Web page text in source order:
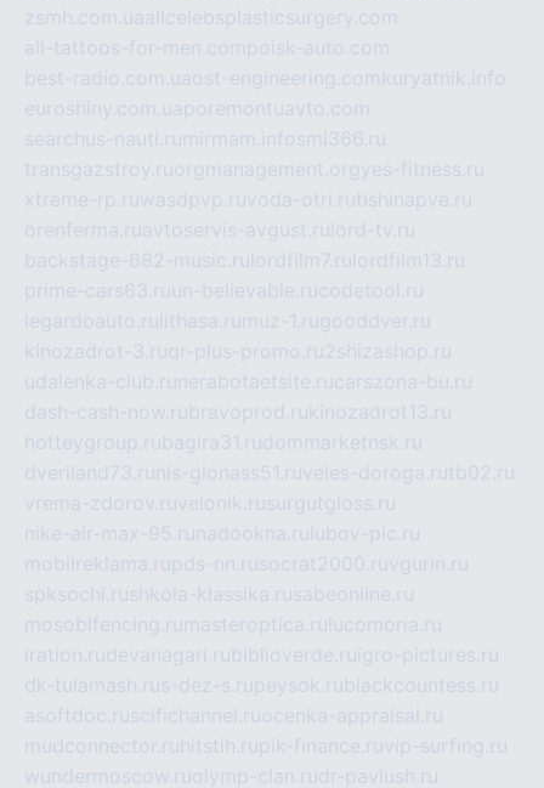
zsmh.com.uaallcelebsplasticsurgery.com
all-tattoos-for-men.com poisk-auto.com
best-radio.com.uaost-engineering.com kuryatnik.info
euroshiny.com.ua poremontuavto.com
searchus-nauti.ru mirmam.infosmi366.ru
transgazstroy.ruorgmanagement.orgyes-fitness.ru
xtreme-rp.ruwasdpvp.ruvoda-otri.rutishinapve.ru
orenferma.ruavtoservis-avgust.ru lord-tv.ru
backstage-682-music.ru lordfilm7.ru lordfilm13.ru
prime-cars63.ruun-believable.rucodetool.ru
legardoauto.ru lithasa.ru muz-1.rugooddver.ru
kinozadrot-3.ruqr-plus-promo.ru2shizashop.ru
udalenka-club.ru nerabotaetsite.rucarszona-bu.ru
dash-cash-now.rubravoprod.rukinozadrot13.ru
hotteygroup.rubagira31.rudommarketnsk.ru
dveriland73.ru nis-glonass51.ruveles-doroga.rutb02.ru
vrema-zdorov.ruvelonik.rusurgutgloss.ru
nike-air-max-95.ru nadookna.ru lubov-pic.ru
mobilreklama.rupds-nn.rusocrat2000.ruvgurin.ru
spksochi.rushkola-klassika.rusabeonline.ru
mosoblfencing.ru masteroptica.ru lucomoria.ru
iration.rudevanagari.rubiblioverde.ru igro-pictures.ru
dk-tulamash.rus-dez-s.rupeysok.rublackcountess.ru
asoftdoc.ruscifichannel.ruocenka-appraisal.ru
mudconnector.ru hitstih.rupik-finance.ruvip-surfing.ru
wundermoscow.ruolymp-clan.rudr-pavlush.ru